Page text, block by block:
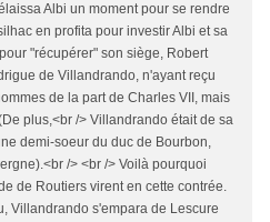
Albi un moment pour se rendre
en profita pour investir Albi et sa
"récupérer" son siège, Robert
de Villandrando, n'ayant reçu
de la part de Charles VII, mais
plus,<br /> Villandrando était de sa
demi-soeur du duc de Bourbon,
/> <br /> Voilà pourquoi
de Routiers virent en cette contrée.
Villandrando s'empara de Lescure